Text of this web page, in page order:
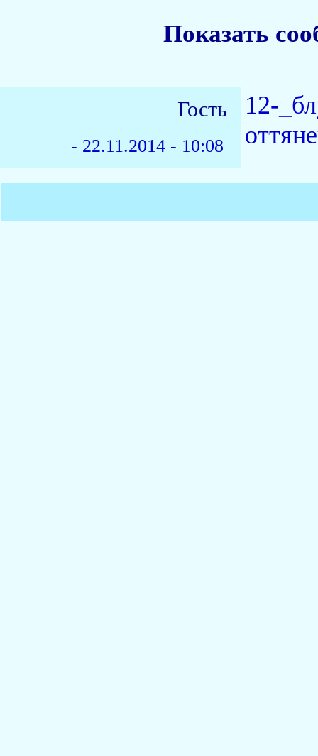
Показать
Гость
- 22.11.2014 - 10:08
12-